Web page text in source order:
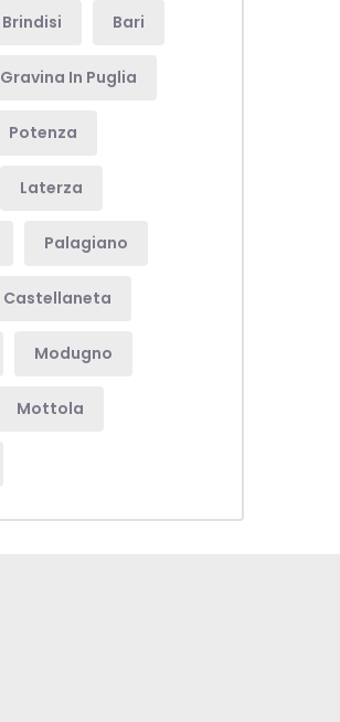
Brindisi Bari
Gravina In Puglia
Potenza
Laterza
Palagiano
Castellaneta
Modugno
Mottola